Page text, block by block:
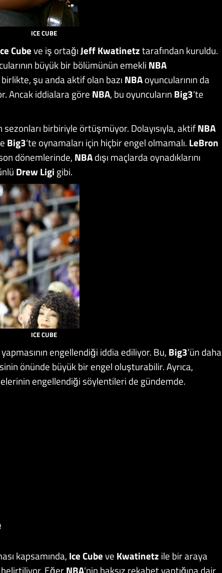
ICE CUBE
Cubeve iş ortağıJeff Kwatinetztarafından kuruldu.
büyük bir bölümünün emekli NBA
şu anda aktif olan bazı NBAoyuncularının da
Ancak iddialara göre NBA, bu oyuncuların Big3‘te
sezonları birbiriyle örtüşmüyor. Dolayısıyla, aktifNBA
Big3‘te oynamaları için hiçbir engel olmamalı. LeBron
dönemlerinde, NBAdışı maçlarda oynadıklarını
Drew Ligi gibi.
ICE CUBE
yapmasının engellendiği iddia ediliyor. Bu, Big3‘ün daha
önünde büyük bir engel oluşturabilir. Ayrıca,
engellendiği söylentileri de gündemde.
kapsamında, Ice Cubeve Kwatinetz ile bir araya